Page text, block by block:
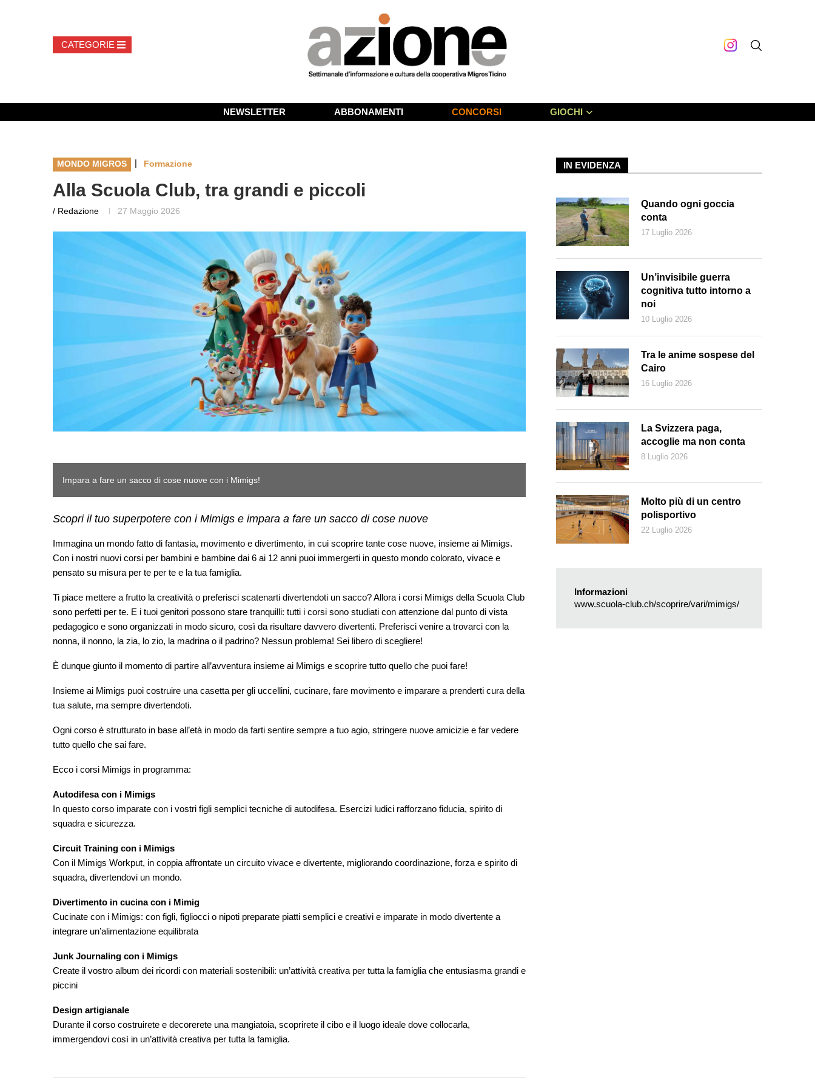
NEWSLETTER ABBONAMENTI CONCORSI GIOCHI
MONDO MIGROS | Formazione
Alla Scuola Club, tra grandi e piccoli
/ Redazione 27 Maggio 2026
Impara a fare un sacco di cose nuove con i Mimigs! Impara a fare un sacco di cose nuove con i Mimigs!
Scopri il tuo superpotere con i Mimigs e impara a fare un sacco di cose nuove
Immagina un mondo fatto di fantasia, movimento e divertimento, in cui scoprire tante cose nuove, insieme ai Mimigs.
Con i nostri nuovi corsi per bambini e bambine dai 6 ai 12 anni puoi immergerti in questo mondo colorato, vivace e
pensato su misura per te per te e la tua famiglia.
Ti piace mettere a frutto la creatività o preferisci scatenarti divertendoti un sacco? Allora i corsi Mimigs della Scuola Club
sono perfetti per te. E i tuoi genitori possono stare tranquilli: tutti i corsi sono studiati con attenzione dal punto di vista
pedagogico e sono organizzati in modo sicuro, così da risultare davvero divertenti. Preferisci venire a trovarci con la
nonna, il nonno, la zia, lo zio, la madrina o il padrino? Nessun problema! Sei libero di scegliere!
È dunque giunto il momento di partire all’avventura insieme ai Mimigs e scoprire tutto quello che puoi fare!
Insieme ai Mimigs puoi costruire una casetta per gli uccellini, cucinare, fare movimento e imparare a prenderti cura della
tua salute, ma sempre divertendoti.
Ogni corso è strutturato in base all’età in modo da farti sentire sempre a tuo agio, stringere nuove amicizie e far vedere
tutto quello che sai fare.
Ecco i corsi Mimigs in programma:
Autodifesa con i Mimigs
In questo corso imparate con i vostri figli semplici tecniche di autodifesa. Esercizi ludici rafforzano fiducia, spirito di
squadra e sicurezza.
Circuit Training con i Mimigs
Con il Mimigs Workput, in coppia affrontate un circuito vivace e divertente, migliorando coordinazione, forza e spirito di
squadra, divertendovi un mondo.
Divertimento in cucina con i Mimig
Cucinate con i Mimigs: con figli, figliocci o nipoti preparate piatti semplici e creativi e imparate in modo divertente a
integrare un’alimentazione equilibrata
Junk Journaling con i Mimigs
Create il vostro album dei ricordi con materiali sostenibili: un’attività creativa per tutta la famiglia che entusiasma grandi e
piccini
Design artigianale
Durante il corso costruirete e decorerete una mangiatoia, scoprirete il cibo e il luogo ideale dove collocarla,
immergendovi così in un’attività creativa per tutta la famiglia.
IN EVIDENZA
Quando ogni goccia
conta
17 Luglio 2026
Un’invisibile guerra
cognitiva tutto intorno a
noi
10 Luglio 2026
Tra le anime sospese del
Cairo
16 Luglio 2026
La Svizzera paga,
accoglie ma non conta
8 Luglio 2026
Molto più di un centro
polisportivo
22 Luglio 2026
Informazioni
www.scuola-club.ch/scoprire/vari/mimigs/